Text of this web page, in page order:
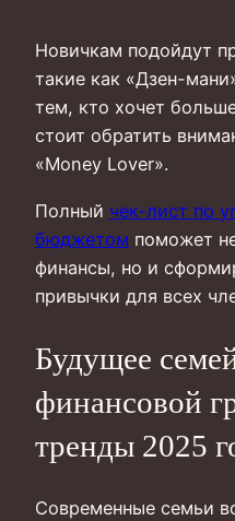
Новичкам подойдут
такие как «Дзен-
тем, кто хочет
стоит обратить
«Money Lover».
Полный чек-лист по
бюджетом поможет
финансы, но и
привычки для всех
Будущее
финансовой
тренды 2025
Современные семьи